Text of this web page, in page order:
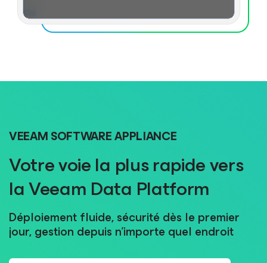
VEEAM SOFTWARE APPLIANCE
Votre voie la plus rapide vers
la Veeam Data Platform
Déploiement fluide, sécurité dès le premier
jour, gestion depuis n’importe quel endroit